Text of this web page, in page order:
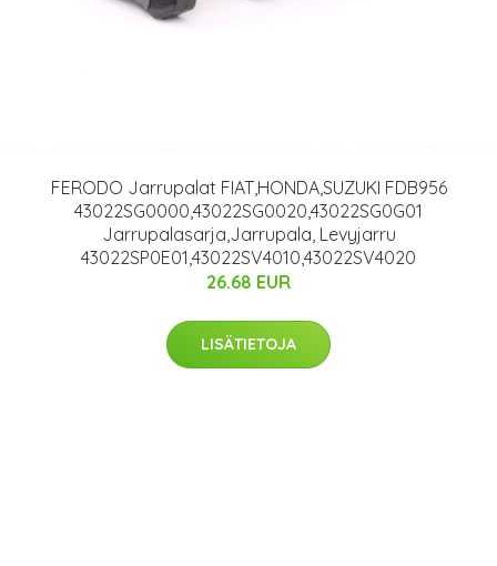
FERODO Jarrupalat FIAT,HONDA,SUZUKI FDB956
43022SG0000,43022SG0020,43022SG0G01
Jarrupalasarja,Jarrupala, Levyjarru
43022SP0E01,43022SV4010,43022SV4020
26.68 EUR
LISÄTIETOJA